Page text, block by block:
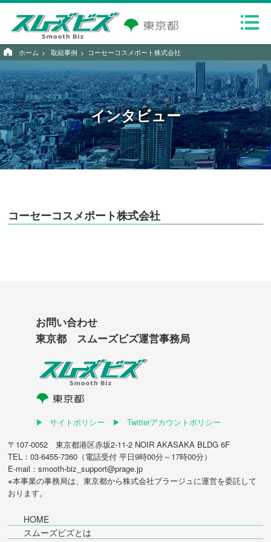
ホーム 取組事例 コーセーコスメポート株式会社
インタビュー
コーセーコスメポート株式会社
お問い合わせ
東京都 スムーズビズ運営事務局
サイトポリシー
Twitterアカウントポリシー
〒107-0052 東京都港区赤坂2-11-2 NOIR AKASAKA BLDG 6F
TEL：03-6455-7360（電話受付 平日9時00分～17時00分）
E-mail：smooth-biz_support@prage.jp
※本事業の事務局は、東京都から株式会社プラージュに運営を委託して
おります。
HOME
スムーズビズとは